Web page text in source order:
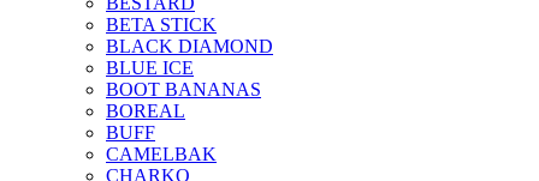
BETA STICK
BLACK DIAMOND
BLUE ICE
BOOT BANANAS
BOREAL
BUFF
CAMELBAK
CHARKO